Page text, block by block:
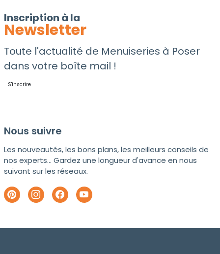
Inscription à la
Newsletter
Toute l'actualité de Menuiseries à Poser
dans votre boîte mail !
S'inscrire
Nous suivre
Les nouveautés, les bons plans, les meilleurs conseils de
nos experts... Gardez une longueur d'avance en nous
suivant sur les réseaux.